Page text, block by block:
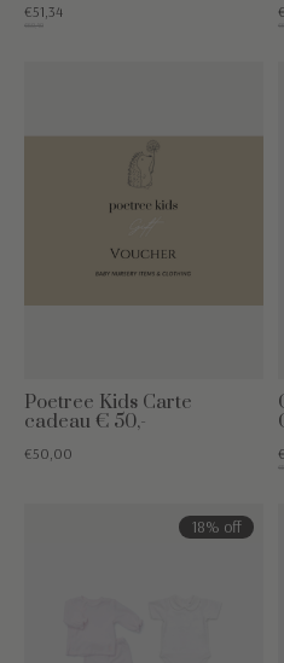
€51,34
€60,40
Poetree Kids Carte
cadeau € 50,-
€50,00
18% off